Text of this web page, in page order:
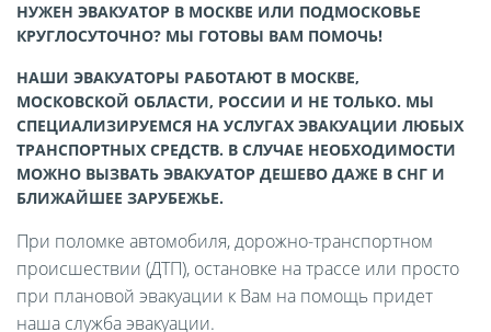
НУЖЕН ЭВАКУАТОР В МОСКВЕ ИЛИ ПОДМОСКОВЬЕ
КРУГЛОСУТОЧНО? МЫ ГОТОВЫ ВАМ ПОМОЧЬ!
НАШИ ЭВАКУАТОРЫ РАБОТАЮТ В МОСКВЕ,
МОСКОВСКОЙ ОБЛАСТИ, РОССИИ И НЕ ТОЛЬКО. МЫ
СПЕЦИАЛИЗИРУЕМСЯ НА УСЛУГАХ ЭВАКУАЦИИ ЛЮБЫХ
ТРАНСПОРТНЫХ СРЕДСТВ. В СЛУЧАЕ НЕОБХОДИМОСТИ
МОЖНО ВЫЗВАТЬ ЭВАКУАТОР ДЕШЕВО ДАЖЕ В СНГ И
БЛИЖАЙШЕЕ ЗАРУБЕЖЬЕ.
При поломке автомобиля, дорожно-транспортном
происшествии (ДТП), остановке на трассе или просто
при плановой эвакуации к Вам на помощь придет
наша служба эвакуации.